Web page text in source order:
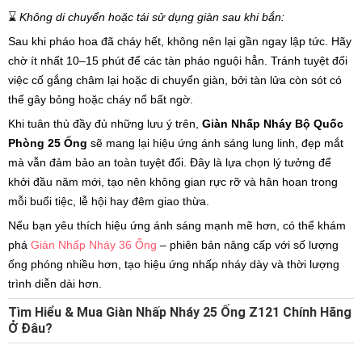
⌛ Không di chuyển hoặc tái sử dụng giàn sau khi bắn:
Sau khi pháo hoa đã cháy hết, không nên lại gần ngay lập tức. Hãy
chờ ít nhất 10–15 phút để các tàn pháo nguội hẳn. Tránh tuyệt đối
việc cố gắng châm lại hoặc di chuyển giàn, bởi tàn lửa còn sót có
thể gây bỏng hoặc cháy nổ bất ngờ.
Khi tuân thủ đầy đủ những lưu ý trên, Giàn Nhấp Nháy Bộ Quốc
Phòng 25 Ống sẽ mang lại hiệu ứng ánh sáng lung linh, đẹp mắt
mà vẫn đảm bảo an toàn tuyệt đối. Đây là lựa chọn lý tưởng để
khởi đầu năm mới, tạo nên không gian rực rỡ và hân hoan trong
mỗi buổi tiệc, lễ hội hay đêm giao thừa.
Nếu bạn yêu thích hiệu ứng ánh sáng mạnh mẽ hơn, có thể khám
phá Giàn Nhấp Nháy 36 Ống – phiên bản nâng cấp với số lượng
ống phóng nhiều hơn, tạo hiệu ứng nhấp nháy dày và thời lượng
trình diễn dài hơn.
Tìm Hiểu & Mua Giàn Nhấp Nháy 25 Ống Z121 Chính Hãng
Ở Đâu?